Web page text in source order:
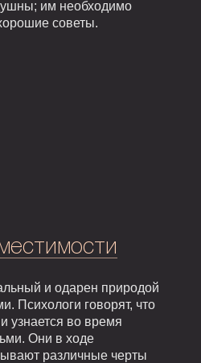
им необходимо
советы.
и одарен природой
Психологи говорят, что
узнается во время
Они в ходе
различные черты